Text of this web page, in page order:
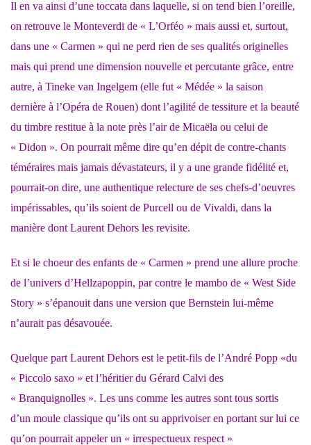
Il en va ainsi d’une toccata dans laquelle, si on tend bien l’oreille,
on retrouve le Monteverdi de « L’Orféo » mais aussi et, surtout,
dans une « Carmen » qui ne perd rien de ses qualités originelles
mais qui prend une dimension nouvelle et percutante grâce, entre
autre, à Tineke van Ingelgem (elle fut « Médée » la saison
dernière à l’Opéra de Rouen) dont l’agilité de tessiture et la beauté
du timbre restitue à la note près l’air de Micaëla ou celui de
« Didon ». On pourrait même dire qu’en dépit de contre-chants
téméraires mais jamais dévastateurs, il y a une grande fidélité et,
pourrait-on dire, une authentique relecture de ses chefs-d’oeuvres
impérissables, qu’ils soient de Purcell ou de Vivaldi, dans la
manière dont Laurent Dehors les revisite.
Et si le choeur des enfants de « Carmen » prend une allure proche
de l’univers d’Hellzapoppin, par contre le mambo de « West Side
Story » s’épanouit dans une version que Bernstein lui-même
n’aurait pas désavouée.
Quelque part Laurent Dehors est le petit-fils de l’André Popp «du
« Piccolo saxo » et l’héritier du Gérard Calvi des
« Branquignolles ». Les uns comme les autres sont tous sortis
d’un moule classique qu’ils ont su apprivoiser en portant sur lui ce
qu’on pourrait appeler un « irrespectueux respect »